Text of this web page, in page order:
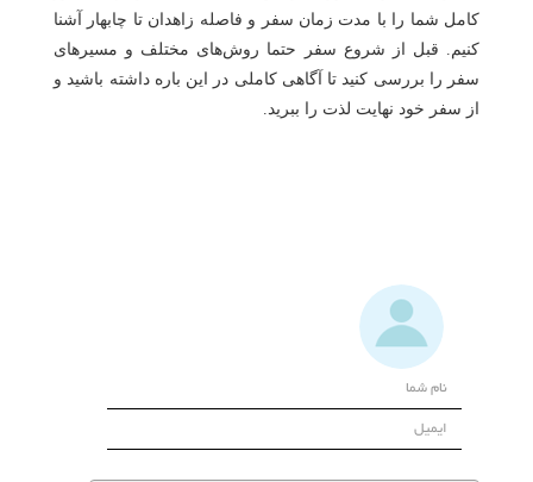
کامل شما را با مدت زمان سفر و فاصله زاهدان تا چابهار آشنا
کنیم. قبل از شروع سفر حتما روش‌های مختلف و مسیرهای
سفر را بررسی کنید تا آگاهی کاملی در این باره داشته باشید و
از سفر خود نهایت لذت را ببرید.